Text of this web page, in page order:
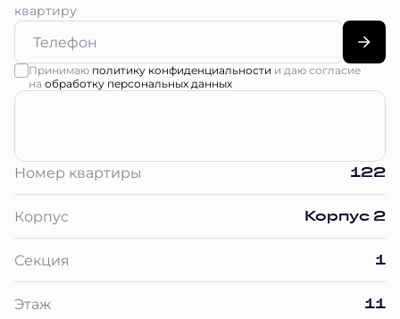
квартиру
Принимаю политику конфиденциальности и даю согласие
на обработку персональных данных
Номер квартиры 122
Корпус Корпус 2
Секция 1
Этаж 11